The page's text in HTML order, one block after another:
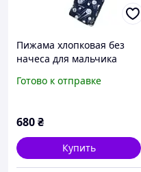
Пижама хлопковая без
начеса для мальчика
(1-2 года), рост 86-92 см
Готово к отправке
680₴
Купить